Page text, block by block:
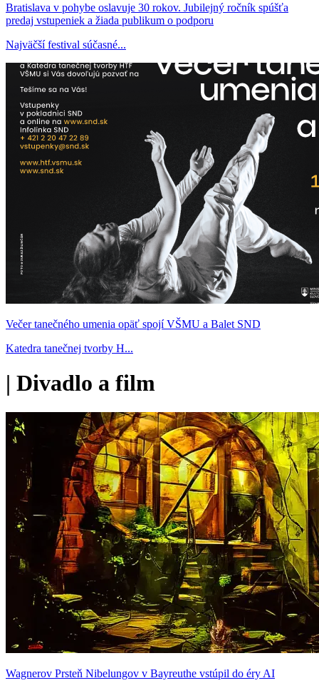
Bratislava v pohybe oslavuje 30 rokov. Jubilejný ročník spúšťa
predaj vstupeniek a žiada publikum o podporu
Najväčší festival súčasné...
Večer tanečného umenia opäť spojí VŠMU a Balet SND
Katedra tanečnej tvorby H...
| Divadlo a film
Wagnerov Prsteň Nibelungov v Bayreuthe vstúpil do éry AI